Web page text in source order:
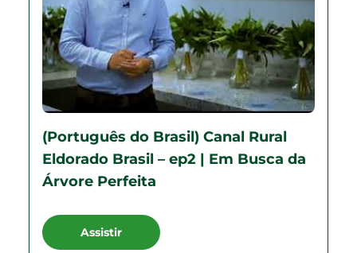
(Português do Brasil) Canal Rural
Eldorado Brasil – ep2 | Em Busca da
Árvore Perfeita
Assistir